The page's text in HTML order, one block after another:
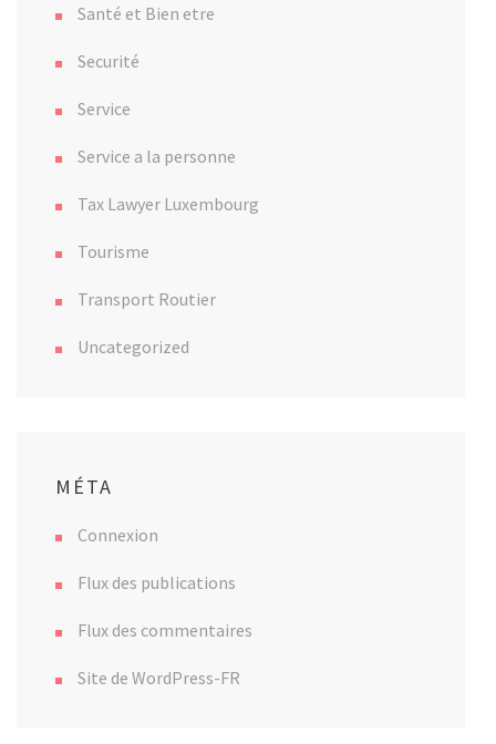
Santé et Bien etre
Securité
Service
Service a la personne
Tax Lawyer Luxembourg
Tourisme
Transport Routier
Uncategorized
MÉTA
Connexion
Flux des publications
Flux des commentaires
Site de WordPress-FR